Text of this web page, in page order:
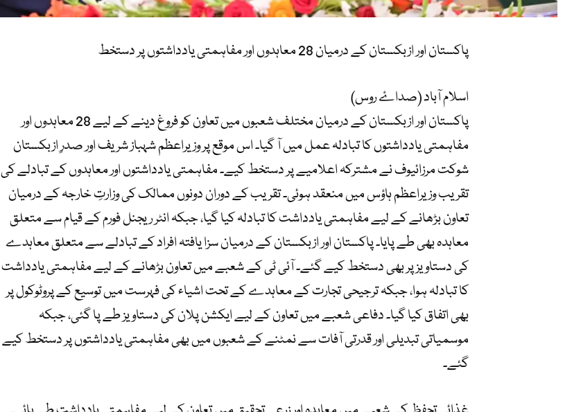
پاکستان اور ازبکستان کے درمیان 28 معاہدوں اور مفاہمتی یادداشتوں پر دستخط
اسلام آباد (صداۓ روس)
پاکستان اور ازبکستان کے درمیان مختلف شعبوں میں تعاون کو فروغ دینے کے لیے 28 معاہدوں اور
مفاہمتی یادداشتوں کا تبادلہ عمل میں آ گیا۔ اس موقع پر وزیراعظم شہباز شریف اور صدرِ ازبکستان
شوکت مرزائیوف نے مشترکہ اعلامیے پر دستخط کیے۔ مفاہمتی یادداشتوں اور معاہدوں کے تبادلے کی
تقریب وزیراعظم ہاؤس میں منعقد ہوئی۔ تقریب کے دوران دونوں ممالک کی وزارتِ خارجہ کے درمیان
تعاون بڑھانے کے لیے مفاہمتی یادداشت کا تبادلہ کیا گیا، جبکہ انٹر ریجنل فورم کے قیام سے متعلق
معاہدہ بھی طے پایا۔ پاکستان اور ازبکستان کے درمیان سزا یافتہ افراد کے تبادلے سے متعلق معاہدے
کی دستاویز پر بھی دستخط کیے گئے۔ آئی ٹی کے شعبے میں تعاون بڑھانے کے لیے مفاہمتی یادداشت
کا تبادلہ ہوا، جبکہ ترجیحی تجارت کے معاہدے کے تحت اشیاء کی فہرست میں توسیع کے پروٹوکول پر
بھی اتفاق کیا گیا۔ دفاعی شعبے میں تعاون کے لیے ایکشن پلان کی دستاویز طے پا گئی، جبکہ
موسمیاتی تبدیلی اور قدرتی آفات سے نمٹنے کے شعبوں میں بھی مفاہمتی یادداشتوں پر دستخط کیے
گئے۔